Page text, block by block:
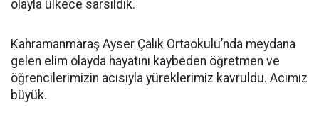
olayla ülkece sarsıldık.
Kahramanmaraş Ayser Çalık Ortaokulu’nda meydana
gelen elim olayda hayatını kaybeden öğretmen ve
öğrencilerimizin acısıyla yüreklerimiz kavruldu. Acımız
büyük.